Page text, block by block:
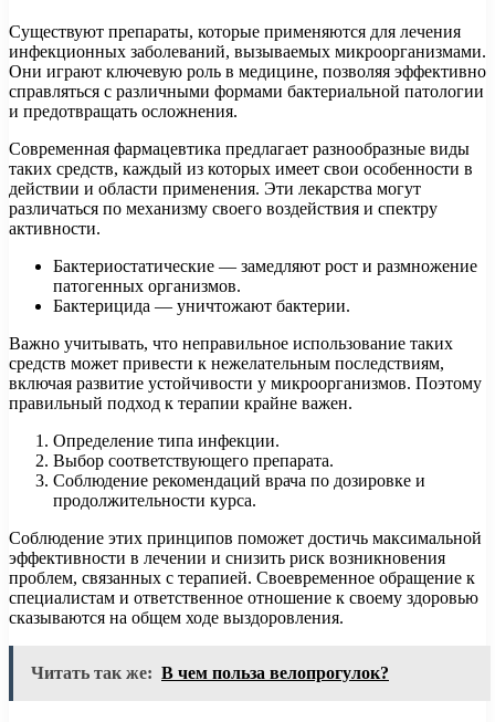
Существуют препараты, которые применяются для лечения
инфекционных заболеваний, вызываемых микроорганизмами.
Они играют ключевую роль в медицине, позволяя эффективно
справляться с различными формами бактериальной патологии
и предотвращать осложнения.
Современная фармацевтика предлагает разнообразные виды
таких средств, каждый из которых имеет свои особенности в
действии и области применения. Эти лекарства могут
различаться по механизму своего воздействия и спектру
активности.
Бактериостатические — замедляют рост и размножение
патогенных организмов.
Бактерицида — уничтожают бактерии.
Важно учитывать, что неправильное использование таких
средств может привести к нежелательным последствиям,
включая развитие устойчивости у микроорганизмов. Поэтому
правильный подход к терапии крайне важен.
Определение типа инфекции.
Выбор соответствующего препарата.
Соблюдение рекомендаций врача по дозировке и
продолжительности курса.
Соблюдение этих принципов поможет достичь максимальной
эффективности в лечении и снизить риск возникновения
проблем, связанных с терапией. Своевременное обращение к
специалистам и ответственное отношение к своему здоровью
сказываются на общем ходе выздоровления.
Читать так же: В чем польза велопрогулок?